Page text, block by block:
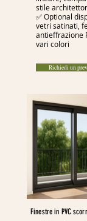
stile
✅ Optional
vetri satinati,
antieffrazione
vari colori
Richiedi un
Finestre in PVC